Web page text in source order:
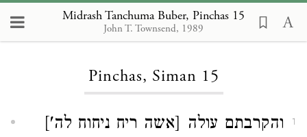
Midrash Tanchuma Buber, Pinchas 15
John T. Townsend, 1989
Loading...
Pinchas, Siman 15
1
והקרבתם עולה [אשה ריח ניחוח לה']